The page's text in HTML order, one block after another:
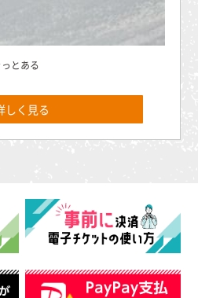
とある
しく見る